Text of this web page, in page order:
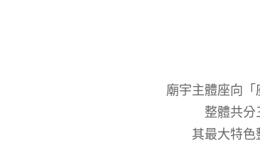
廟宇主體座向「
整體共分
其最大特色